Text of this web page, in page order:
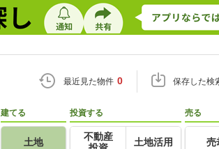
最近見た物件 0 保存した検
建てる
土地
投資する
不動産
土地活用
売る
売